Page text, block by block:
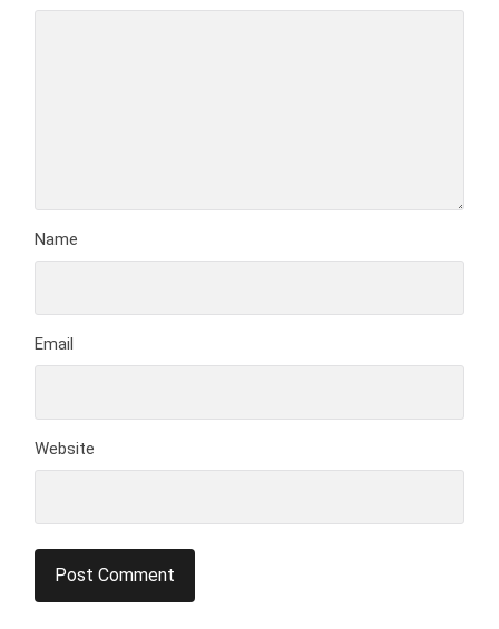
Name
Email
Website